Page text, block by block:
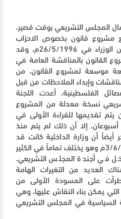
المجلس التشريعي بوقت قصير،
مشروع قانون بخصوص الاحزاب
السياسية، واحاله الى مجلس الوزراء في 26/5/1996م، وقد
القانون بالمناقشة العامة في
مراجعة موسعة لمشروع القانون، من
وإبداء الملاحظات من قبل
الفلسطينية، أعدت اللجنة
نسخة معدلة من المشروع
على أن يتم تقديمها للقراءة الأولى في
إلا أن ذلك لم يتم منذ
أن وزارة الداخلية كانت قد
أعدت مشروعا ًآخر في 3/6/1996م وهو يختلف تماماً في الكثير
في أجندة المجلس التشريعي.
العديد من التغيرات الهامة
طرأت على المسودة الأولى من
يمكن بناء النقاش عليها، وهي
السياسية في المجلس التشريعي